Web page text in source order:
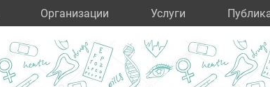
Организации Услуги